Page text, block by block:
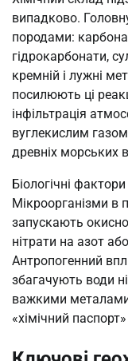
випадково.
породами:
гідрокарбонати,
кремній і лужні
посилюють ці
інфільтрація
вуглекислим
древніх морських
Біологічні
Мікроорганізми в
запускають
нітрати на азот
Антропогенний
збагачують води
важкими
«хімічний